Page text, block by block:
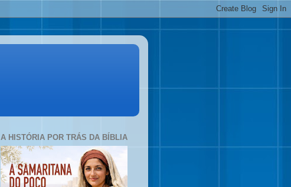
A HISTÓRIA POR TRÁS DA BÍBLIA